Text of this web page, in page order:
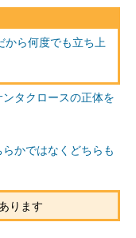
以外の時間で作ったん
ところ、「とても使い
ぱり自分はプログラミ
ジニアなんだと再認識
しました。
ったんですか。
仕事は楽しかったの
れなくて。結局、先生
ました。
ら何度でも立ち上
タクロースの正体を
かではなくどちらも
ります